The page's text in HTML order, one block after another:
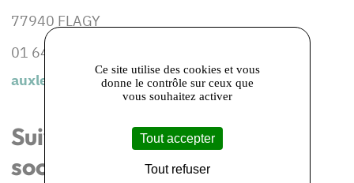
77940 FLAGY
01 64 31 45 66
auxlegumesdulavoir.com
Suivez-nous les réseaux
sociaux
Ce site utilise des cookies et vous
donne le contrôle sur ceux que
vous souhaitez activer
Tout accepter
Tout refuser